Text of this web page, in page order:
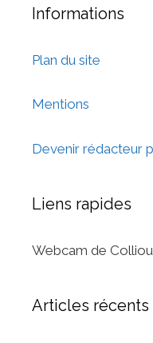
Informations
Plan du site
Mentions
Devenir rédacteur
Liens rapides
Webcam de
Articles récents